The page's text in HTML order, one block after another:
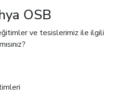
OSB
ve tesislerimiz ile ilgili